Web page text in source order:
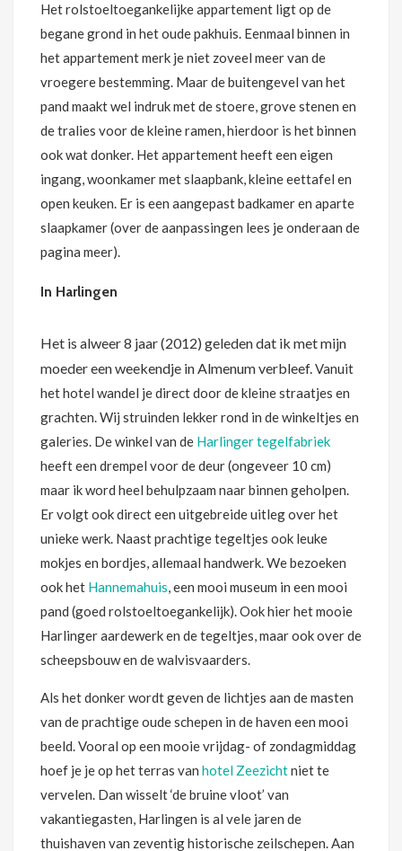
Het rolstoeltoegankelijke appartement ligt op de
begane grond in het oude pakhuis. Eenmaal binnen in
het appartement merk je niet zoveel meer van de
vroegere bestemming. Maar de buitengevel van het
pand maakt wel indruk met de stoere, grove stenen en
de tralies voor de kleine ramen, hierdoor is het binnen
ook wat donker. Het appartement heeft een eigen
ingang, woonkamer met slaapbank, kleine eettafel en
open keuken. Er is een aangepast badkamer en aparte
slaapkamer (over de aanpassingen lees je onderaan de
pagina meer).
In Harlingen
Het is alweer 8 jaar (2012) geleden dat ik met mijn
moeder een weekendje in Almenum verbleef.Vanuit
het hotel wandel je direct door de kleine straatjes en
grachten. Wij struinden lekker rond in de winkeltjes en
galeries. De winkel van de Harlinger tegelfabriek
heeft een drempel voor de deur (ongeveer 10 cm)
maar ik word heel behulpzaam naar binnen geholpen.
Er volgt ook direct een uitgebreide uitleg over het
unieke werk. Naast prachtige tegeltjes ook leuke
mokjes en bordjes, allemaal handwerk. We bezoeken
ook het Hannemahuis, een mooi museum in een mooi
pand (goed rolstoeltoegankelijk). Ook hier het mooie
Harlinger aardewerk en de tegeltjes, maar ook over de
scheepsbouw en de walvisvaarders.
Als het donker wordt geven de lichtjes aan de masten
van de prachtige oude schepen in de haven een mooi
beeld. Vooral op een mooie vrijdag- of zondagmiddag
hoef je je op het terras van hotel Zeezichtniet te
vervelen. Dan wisselt ‘de bruine vloot’ van
vakantiegasten, Harlingen is al vele jaren de
thuishaven van zeventig historische zeilschepen. Aan